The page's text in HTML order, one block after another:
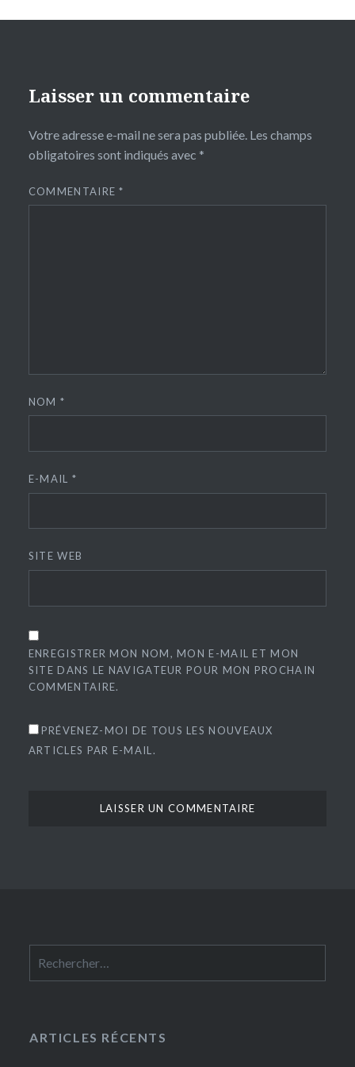
Laisser un commentaire
Votre adresse e-mail ne sera pas publiée. Les champs
obligatoires sont indiqués avec *
COMMENTAIRE*
NOM*
E-MAIL *
SITE WEB
ENREGISTRER MON NOM, MON E-MAIL ET MON
SITE DANS LE NAVIGATEUR POUR MON PROCHAIN
COMMENTAIRE.
PRÉVENEZ-MOI DE TOUS LES NOUVEAUX
ARTICLES PAR E-MAIL.
ARTICLES RÉCENTS